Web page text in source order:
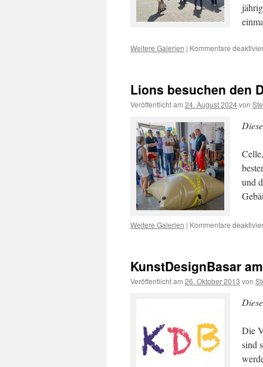
Weitere Galerien | Kommentare
Lions besuchen den
Veröffentlicht am 24. August 2024von
und
Weitere Galerien | Kommentare
KunstDesignBasar
Veröffentlicht am 26. Oktober 2013 von
Die
sind